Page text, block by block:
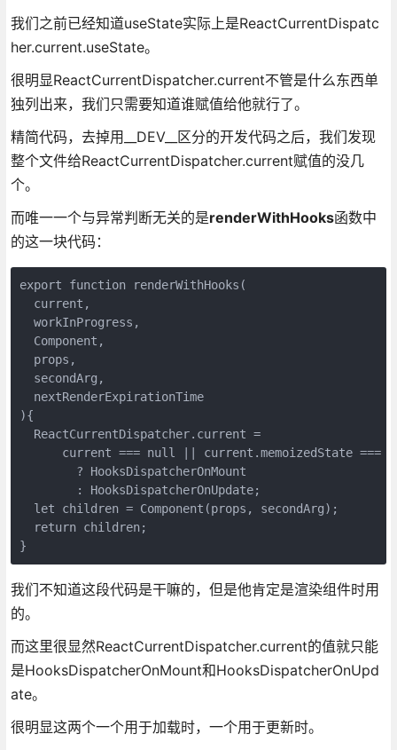
我们之前已经知道useState实际上是ReactCurrentDispatc
her.current.useState。
很明显ReactCurrentDispatcher.current不管是什么东西单
独列出来，我们只需要知道谁赋值给他就行了。
精简代码，去掉用__DEV__区分的开发代码之后，我们发现
整个文件给ReactCurrentDispatcher.current赋值的没几
个。
而唯一一个与异常判断无关的是renderWithHooks函数中
的这一块代码：
export function renderWithHooks(
  current,
  workInProgress,
  Component,
  props,
  secondArg,
  nextRenderExpirationTime
){
  ReactCurrentDispatcher.current =
current === null || current.memoizedState ===
        ? HooksDispatcherOnMount
        : HooksDispatcherOnUpdate;
  let children = Component(props, secondArg);
  return children;
}
我们不知道这段代码是干嘛的，但是他肯定是渲染组件时用
的。
而这里很显然ReactCurrentDispatcher.current的值就只能
是HooksDispatcherOnMount和HooksDispatcherOnUpd
ate。
很明显这两个一个用于加载时，一个用于更新时。